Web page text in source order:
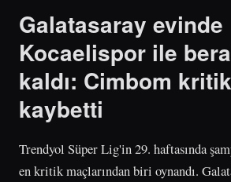
Galatasaray evinde
Kocaelispor ile
kaldı: Cimbom
kaybetti
Trendyol Süper Lig'in 29. haftasında
en kritik maçlarından biri oynandı.